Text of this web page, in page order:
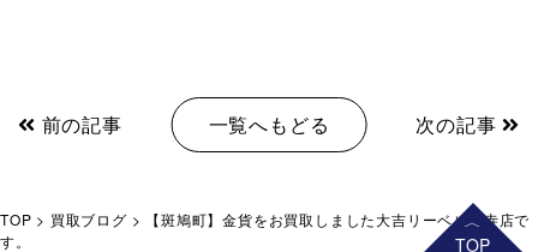
前の記事 一覧へもどる 次の記事
TOP > 買取ブログ >
【斑鳩町】金貨をお買取しました大吉リーベル王寺店で
す。